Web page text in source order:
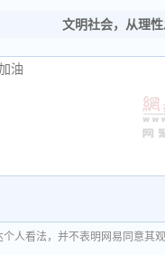
文明社会，从理
个人看法，并不表明网易同意其